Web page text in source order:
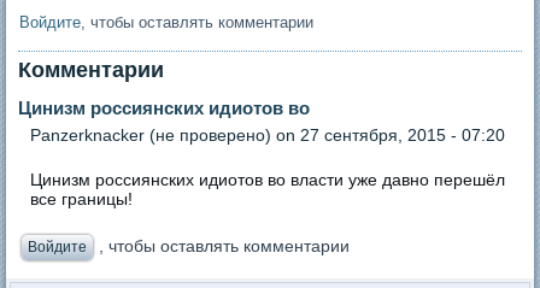
Войдите, чтобы оставлять комментарии
Комментарии
Цинизм россиянских идиотов во
Panzerknacker (не проверено) on 27 сентября, 2015 - 07:20
Цинизм россиянских идиотов во власти уже давно перешёл
все границы!
Войдите , чтобы оставлять комментарии